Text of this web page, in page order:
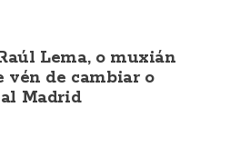
Lema, o muxián
vén de cambiar o
Madrid